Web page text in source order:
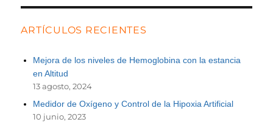
ARTÍCULOS RECIENTES
Mejora de los niveles de Hemoglobina con la estancia
en Altitud
13 agosto, 2024
Medidor de Oxígeno y Control de la Hipoxia Artificial
10 junio, 2023